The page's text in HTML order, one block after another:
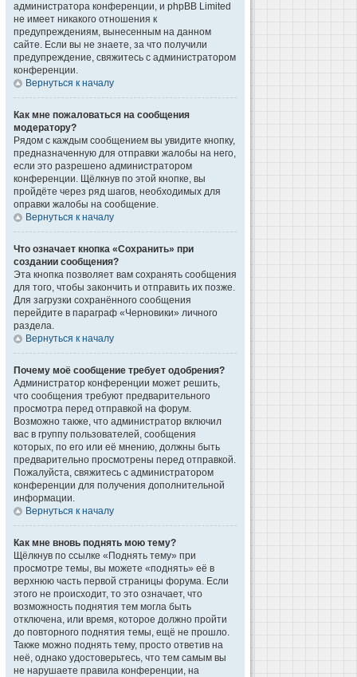
администратора конференции, и phpBB Limited
не имеет никакого отношения к
предупреждениям, вынесенным на данном
сайте. Если вы не знаете, за что получили
предупреждение, свяжитесь с администратором
конференции.
Вернуться к началу
Как мне пожаловаться на сообщения
модератору?
Рядом с каждым сообщением вы увидите кнопку,
предназначенную для отправки жалобы на него,
если это разрешено администратором
конференции. Щёлкнув по этой кнопке, вы
пройдёте через ряд шагов, необходимых для
оправки жалобы на сообщение.
Вернуться к началу
Что означает кнопка «Сохранить» при
создании сообщения?
Эта кнопка позволяет вам сохранять сообщения
для того, чтобы закончить и отправить их позже.
Для загрузки сохранённого сообщения
перейдите в параграф «Черновики» личного
раздела.
Вернуться к началу
Почему моё сообщение требует одобрения?
Администратор конференции может решить,
что сообщения требуют предварительного
просмотра перед отправкой на форум.
Возможно также, что администратор включил
вас в группу пользователей, сообщения
которых, по его или её мнению, должны быть
предварительно просмотрены перед отправкой.
Пожалуйста, свяжитесь с администратором
конференции для получения дополнительной
информации.
Вернуться к началу
Как мне вновь поднять мою тему?
Щёлкнув по ссылке «Поднять тему» при
просмотре темы, вы можете «поднять» её в
верхнюю часть первой страницы форума. Если
этого не происходит, то это означает, что
возможность поднятия тем могла быть
отключена, или время, которое должно пройти
до повторного поднятия темы, ещё не прошло.
Также можно поднять тему, просто ответив на
неё, однако удостоверьтесь, что тем самым вы
не нарушаете правила конференции, на